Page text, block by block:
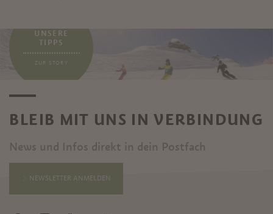
UNSERE
TIPPS
ZUR STORY
BLEIB MIT UNS IN VERBINDUNG
News und Infos direkt in dein Postfach
NEWSLETTER ANMELDEN